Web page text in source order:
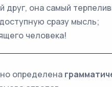
друг, она самый
сразу мысль;
человека!
определена